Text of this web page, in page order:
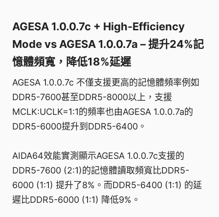
AGESA 1.0.0.7c + High-Efficiency
Mode vs AGESA 1.0.0.7a – 提升24%記
憶體頻寬，降低18%延遲
AGESA 1.0.0.7c 不僅支援更高的記憶體頻率例如
DDR5-7600甚至DDR5-8000以上，支援
MCLK:UCLK=1:1的頻率也由AGESA 1.0.0.7a的
DDR5-6000提升到DDR5-6400。
AIDA64效能實測顯示AGESA 1.0.0.7c支援的
DDR5-7600 (2:1)的記憶體讀取頻寬比DDR5-
6000 (1:1) 提升了8%。而DDR5-6400 (1:1) 的延
遲比DDR5-6000 (1:1) 降低9%。